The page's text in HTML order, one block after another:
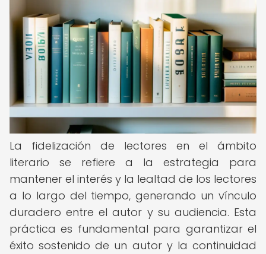
La fidelización de lectores en el ámbito
literario se refiere a la estrategia para
mantener el interés y la lealtad de los lectores
a lo largo del tiempo, generando un vínculo
duradero entre el autor y su audiencia. Esta
práctica es fundamental para garantizar el
éxito sostenido de un autor y la continuidad